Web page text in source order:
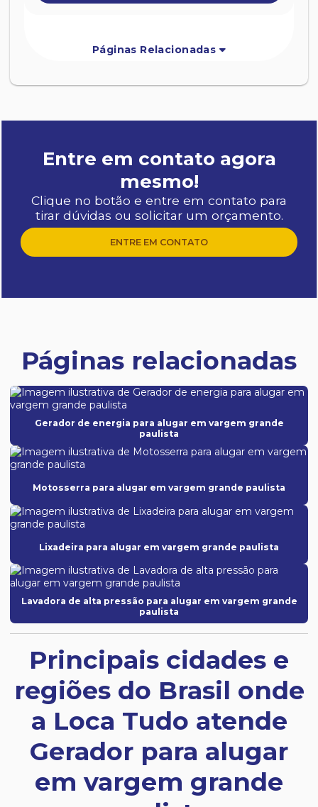
Páginas Relacionadas
Entre em contato agora
mesmo!
Clique no botão e entre em contato para
tirar dúvidas ou solicitar um orçamento.
ENTRE EM CONTATO
Páginas relacionadas
Gerador de energia para alugar em vargem grande
paulista
Motosserra para alugar em vargem grande paulista
Lixadeira para alugar em vargem grande paulista
Lavadora de alta pressão para alugar em vargem grande
paulista
Principais cidades e
regiões do Brasil onde
a Loca Tudo atende
Gerador para alugar
em vargem grande